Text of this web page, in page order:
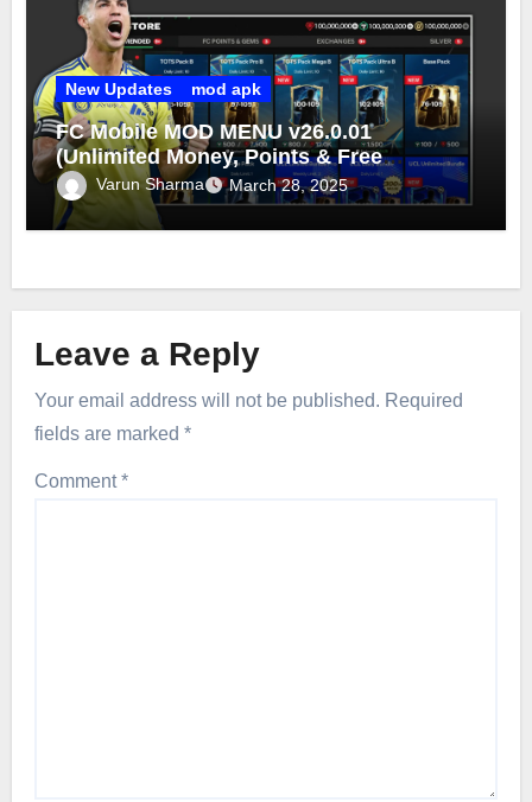
New Updates mod apk
FC Mobile MOD MENU v26.0.01
(Unlimited Money, Points & Free
Purchase) FC Mobile MOD 2025
Varun Sharma March 28, 2025
Leave a Reply
Your email address will not be published. Required
fields are marked *
Comment*